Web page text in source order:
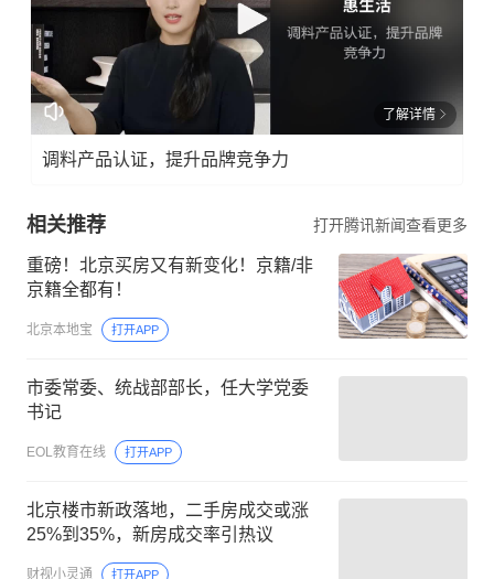
了解详情
调料产品认证，提升品牌竞争力
相关推荐 打开腾讯新闻查看更多
重磅！北京买房又有新变化！京籍/非
京籍全都有！
北京本地宝 打开APP
市委常委、统战部部长，任大学党委
书记
EOL教育在线 打开APP
北京楼市新政落地，二手房成交或涨
25%到35%，新房成交率引热议
财视小灵通 打开APP